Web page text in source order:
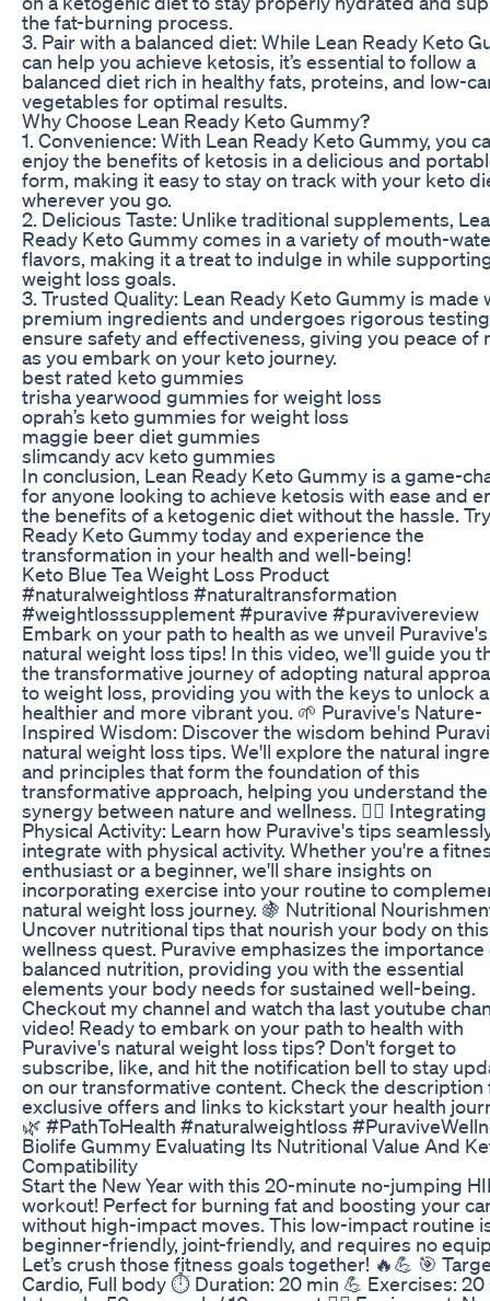
the fat-burning process.
3. Pair with a balanced diet: While Lean Ready Keto
can help you achieve ketosis, it’s essential to follow a
balanced diet rich in healthy fats, proteins, and low-
vegetables for optimal results.
Why Choose Lean Ready Keto Gummy?
1. Convenience: With Lean Ready Keto Gummy, you
enjoy the benefits of ketosis in a delicious and
form, making it easy to stay on track with your keto
wherever you go.
2. Delicious Taste: Unlike traditional supplements,
Ready Keto Gummy comes in a variety of mouth-
flavors, making it a treat to indulge in while
weight loss goals.
3. Trusted Quality: Lean Ready Keto Gummy is made
premium ingredients and undergoes rigorous
ensure safety and effectiveness, giving you peace of
as you embark on your keto journey.
best rated keto gummies
trisha yearwood gummies for weight loss
oprah’s keto gummies for weight loss
maggie beer diet gummies
slimcandy acv keto gummies
In conclusion, Lean Ready Keto Gummy is a game-
for anyone looking to achieve ketosis with ease and
the benefits of a ketogenic diet without the hassle.
Ready Keto Gummy today and experience the
transformation in your health and well-being!
Keto Blue Tea Weight Loss Product
#naturalweightloss #naturaltransformation
#weightlosssupplement #puravive #puravivereview
Embark on your path to health as we unveil Puravive's
natural weight loss tips! In this video, we'll guide you
the transformative journey of adopting natural
to weight loss, providing you with the keys to unlock a
healthier and more vibrant you. 🌱 Puravive's Nature-
Inspired Wisdom: Discover the wisdom behind
natural weight loss tips. We'll explore the natural
and principles that form the foundation of this
transformative approach, helping you understand the
synergy between nature and wellness. 🏃‍♀️ Integrating
Physical Activity: Learn how Puravive's tips
integrate with physical activity. Whether you're a
enthusiast or a beginner, we'll share insights on
incorporating exercise into your routine to
natural weight loss journey. 🍇 Nutritional
Uncover nutritional tips that nourish your body on this
wellness quest. Puravive emphasizes the importance
balanced nutrition, providing you with the essential
elements your body needs for sustained well-being.
Checkout my channel and watch tha last youtube
video! Ready to embark on your path to health with
Puravive's natural weight loss tips? Don't forget to
subscribe, like, and hit the notification bell to stay
on our transformative content. Check the description
exclusive offers and links to kickstart your health
🌿 #PathToHealth #naturalweightloss
Biolife Gummy Evaluating Its Nutritional Value And
Compatibility
Start the New Year with this 20-minute no-jumping
workout! Perfect for burning fat and boosting your
without high-impact moves. This low-impact routine
beginner-friendly, joint-friendly, and requires no
Let’s crush those fitness goals together! 🔥💪 🎯
Cardio, Full body ⏱️ Duration: 20 min 💪 Exercises: